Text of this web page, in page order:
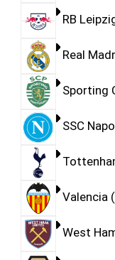
RB
Real
Sporting
SSC
Valencia
West